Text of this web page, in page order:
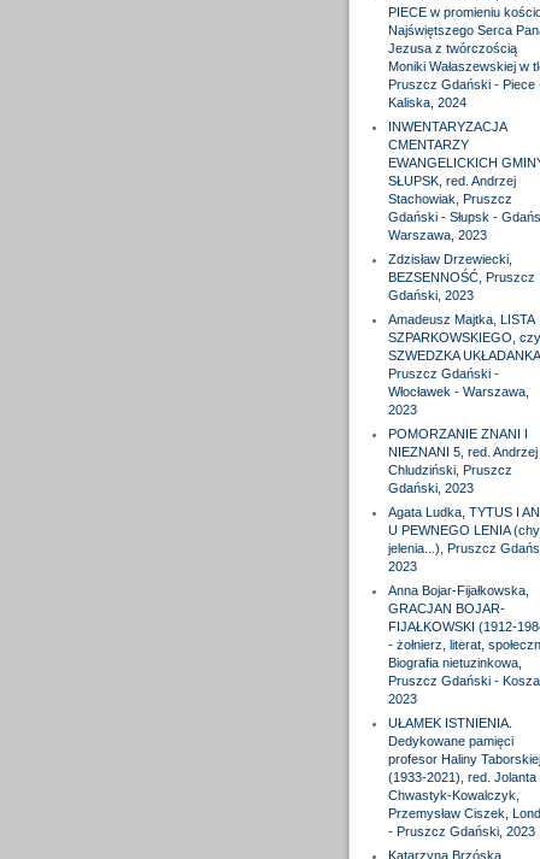
PIECE w promieniu
Najświętszego Serca
Jezusa z twórczością
Moniki Wałaszewskiej w
Pruszcz Gdański - Piece
Kaliska, 2024
INWENTARYZACJA
CMENTARZY
EWANGELICKICH
SŁUPSK, red. Andrzej
Stachowiak, Pruszcz
Gdański - Słupsk -
Warszawa, 2023
Zdzisław Drzewiecki,
BEZSENNOŚĆ, Pruszcz
Gdański, 2023
Amadeusz Majtka, LISTA
SZPARKOWSKIEGO,
SZWEDZKA UKŁADANKA,
Pruszcz Gdański -
Włocławek - Warszawa,
2023
POMORZANIE ZNANI I
NIEZNANI 5, red. Andrzej
Chludziński, Pruszcz
Gdański, 2023
Agata Ludka, TYTUS I
U PEWNEGO LENIA
jelenia...), Pruszcz
2023
Anna Bojar-Fijałkowska,
GRACJAN BOJAR-
FIJAŁKOWSKI (1912-
- żołnierz, literat,
Biografia nietuzinkowa,
Pruszcz Gdański -
2023
UŁAMEK ISTNIENIA.
Dedykowane pamięci
profesor Haliny Taborskiej
(1933-2021), red. Jolanta
Chwastyk-Kowalczyk,
Przemysław Ciszek,
- Pruszcz Gdański, 2023
Katarzyna Brzóska,